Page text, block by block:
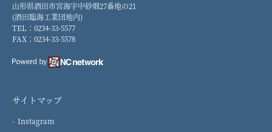
山形県酒田市宮海字中砂畑27番地の21
(酒田臨海工業団地内)
TEL：0234-33-5577
FAX：0234-33-5578
サイトマップ
Instagram